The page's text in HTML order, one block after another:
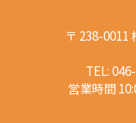
〒 238-0011
TEL:
営業時間